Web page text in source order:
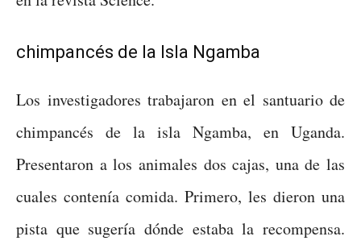
chimpancés de la Isla Ngamba
Los investigadores trabajaron en el santuario de
chimpancés de la isla Ngamba, en Uganda.
Presentaron a los animales dos cajas, una de las
cuales contenía comida. Primero, les dieron una
pista que sugería dónde estaba la recompensa.